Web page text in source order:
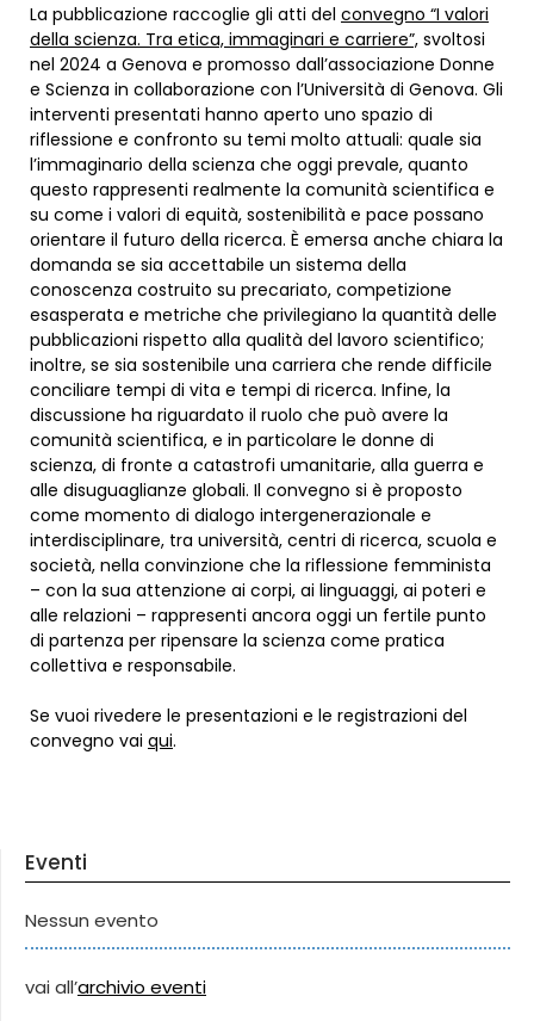
La pubblicazione raccoglie gli atti del convegno “I valori
della scienza. Tra etica, immaginari e carriere”, svoltosi
nel 2024 a Genova e promosso dall’associazione Donne
e Scienza in collaborazione con l’Università di Genova. Gli
interventi presentati hanno aperto uno spazio di
riflessione e confronto su temi molto attuali: quale sia
l’immaginario della scienza che oggi prevale, quanto
questo rappresenti realmente la comunità scientifica e
su come i valori di equità, sostenibilità e pace possano
orientare il futuro della ricerca. È emersa anche chiara la
domanda se sia accettabile un sistema della
conoscenza costruito su precariato, competizione
esasperata e metriche che privilegiano la quantità delle
pubblicazioni rispetto alla qualità del lavoro scientifico;
inoltre, se sia sostenibile una carriera che rende difficile
conciliare tempi di vita e tempi di ricerca. Infine, la
discussione ha riguardato il ruolo che può avere la
comunità scientifica, e in particolare le donne di
scienza, di fronte a catastrofi umanitarie, alla guerra e
alle disuguaglianze globali. Il convegno si è proposto
come momento di dialogo intergenerazionale e
interdisciplinare, tra università, centri di ricerca, scuola e
società, nella convinzione che la riflessione femminista
– con la sua attenzione ai corpi, ai linguaggi, ai poteri e
alle relazioni – rappresenti ancora oggi un fertile punto
di partenza per ripensare la scienza come pratica
collettiva e responsabile.
Se vuoi rivedere le presentazioni e le registrazioni del
convegno vai qui.
Eventi
Nessun evento
vai all’archivio eventi